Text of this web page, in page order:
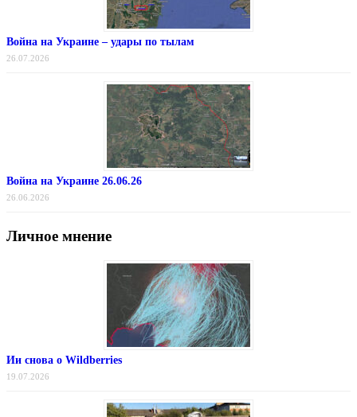
Война на Украине – удары по тылам
26.07.2026
Война на Украине 26.06.26
26.06.2026
Личное мнение
Ии снова о Wildberries
19.07.2026